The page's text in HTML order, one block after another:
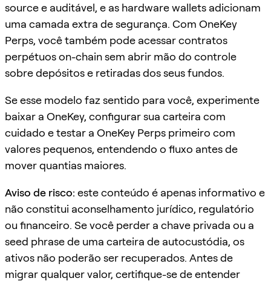
source e auditável, e as hardware wallets adicionam
uma camada extra de segurança. Com OneKey
Perps, você também pode acessar contratos
perpétuos on-chain sem abrir mão do controle
sobre depósitos e retiradas dos seus fundos.
Se esse modelo faz sentido para você, experimente
baixar a OneKey, configurar sua carteira com
cuidado e testar a OneKey Perps primeiro com
valores pequenos, entendendo o fluxo antes de
mover quantias maiores.
Aviso de risco: este conteúdo é apenas informativo e
não constitui aconselhamento jurídico, regulatório
ou financeiro. Se você perder a chave privada ou a
seed phrase de uma carteira de autocustódia, os
ativos não poderão ser recuperados. Antes de
migrar qualquer valor, certifique-se de entender